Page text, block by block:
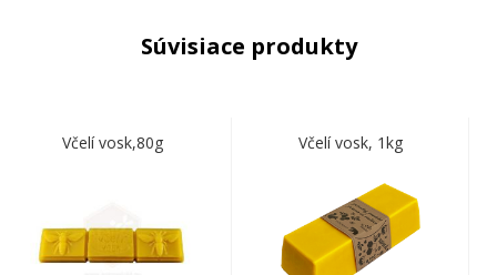
Súvisiace produkty
Včelí vosk,80g Včelí vosk, 1kg